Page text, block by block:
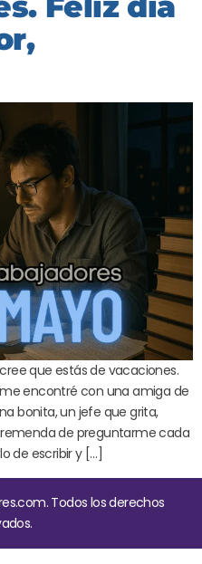
que estás de vacaciones.
me encontré con una amiga de
bonita, un jefe que grita,
de preguntarme cada
de escribir y […]
Todos los derechos